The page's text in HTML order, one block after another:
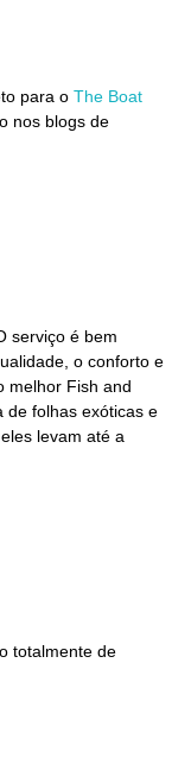
para o The Boat
nos blogs de
serviço é bem
o conforto e
melhor Fish and
de folhas exóticas e
levam até a
totalmente de